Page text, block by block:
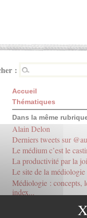
:
Accueil
Thématiques
Dans la même
Alain Delon
Derniers tweets sur
Le médium c’est le
La productivité par la
Le site de la médiologie
Médiologie : concepts,
index...
Derniers tweets sur